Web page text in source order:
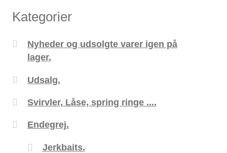
Kategorier
Nyheder og udsolgte varer igen på
lager.
Udsalg.
Svirvler, Låse, spring ringe ....
Endegrej.
Jerkbaits.